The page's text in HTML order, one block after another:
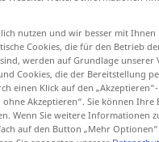
nutzen und wir besser mit Ihnen
Cookies, die für den Betrieb
werden auf Grundlage unserer
Cookies, die der Bereitstellung
einen Klick auf den
Akzeptieren“. Sie können
Wenn Sie weitere Informationen
auf den Button „Mehr